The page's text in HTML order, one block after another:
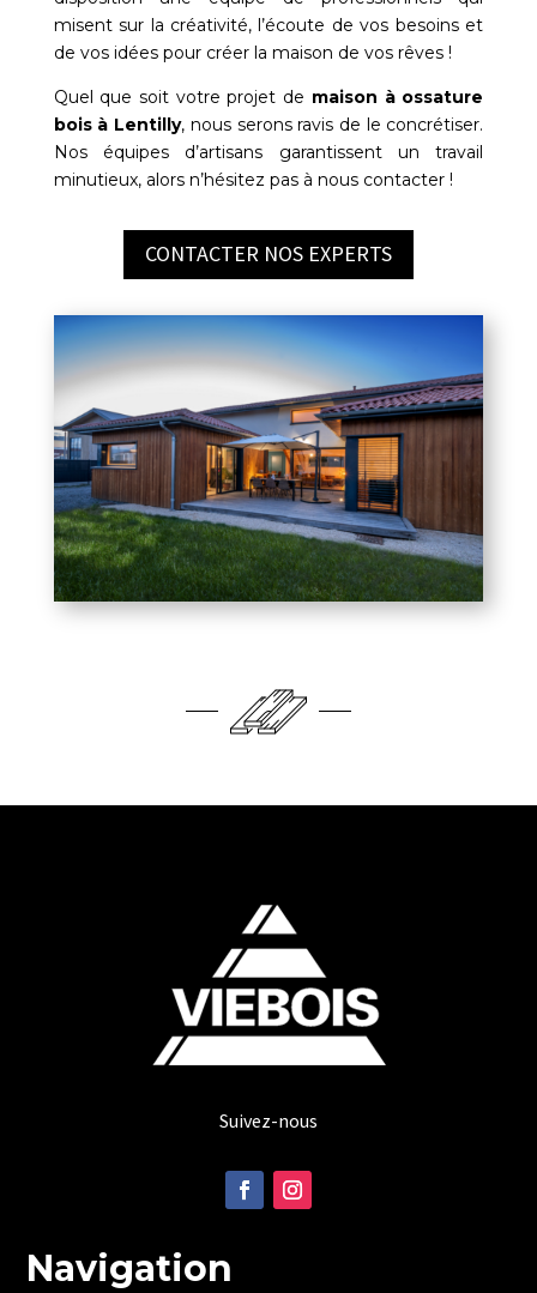
misent sur la créativité, l’écoute de vos besoins et
de vos idées pour créer la maison de vos rêves !
Quel que soit votre projet de maison à ossature
bois à Lentilly, nous serons ravis de le concrétiser.
Nos équipes d’artisans garantissent un travail
minutieux, alors n’hésitez pas à nous contacter !
CONTACTER NOS EXPERTS
Suivez-nous
Navigation